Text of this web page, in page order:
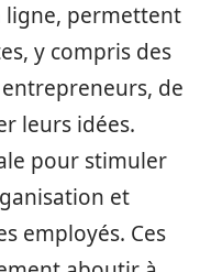
ligne, permettent
y compris des
de
leurs idées.
pour stimuler
et
employés. Ces